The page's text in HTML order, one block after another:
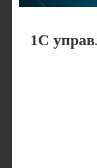
1С